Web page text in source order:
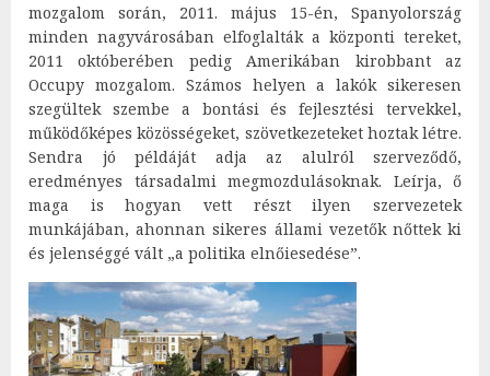
mozgalom során, 2011. május 15-én, Spanyolország
minden nagyvárosában elfoglalták a központi tereket,
2011 októberében pedig Amerikában kirobbant az
Occupy mozgalom. Számos helyen a lakók sikeresen
szegültek szembe a bontási és fejlesztési tervekkel,
működőképes közösségeket, szövetkezeteket hoztak létre.
Sendra jó példáját adja az alulról szerveződő,
eredményes társadalmi megmozdulásoknak. Leírja, ő
maga is hogyan vett részt ilyen szervezetek
munkájában, ahonnan sikeres állami vezetők nőttek ki
és jelenséggé vált „a politika elnőiesedése”.